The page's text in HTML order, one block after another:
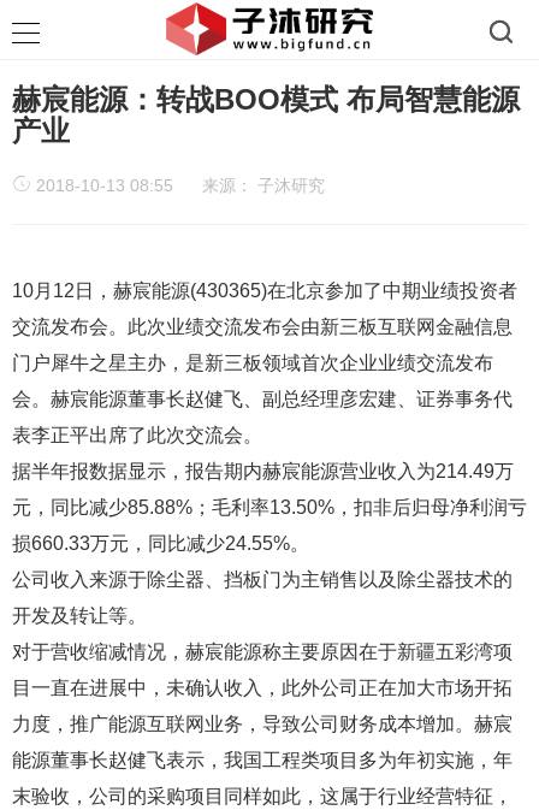
赫宸能源：转战BOO模式 布局智慧能源
产业
2018-10-13 08:55 来源： 子沐研究
10月12日，赫宸能源(430365)在北京参加了中期业绩投资者
交流发布会。此次业绩交流发布会由新三板互联网金融信息
门户犀牛之星主办，是新三板领域首次企业业绩交流发布
会。赫宸能源董事长赵健飞、副总经理彦宏建、证券事务代
表李正平出席了此次交流会。
据半年报数据显示，报告期内赫宸能源营业收入为214.49万
元，同比减少85.88%；毛利率13.50%，扣非后归母净利润亏
损660.33万元，同比减少24.55%。
公司收入来源于除尘器、挡板门为主销售以及除尘器技术的
开发及转让等。
对于营收缩减情况，赫宸能源称主要原因在于新疆五彩湾项
目一直在进展中，未确认收入，此外公司正在加大市场开拓
力度，推广能源互联网业务，导致公司财务成本增加。赫宸
能源董事长赵健飞表示，我国工程类项目多为年初实施，年
末验收，公司的采购项目同样如此，这属于行业经营特征，